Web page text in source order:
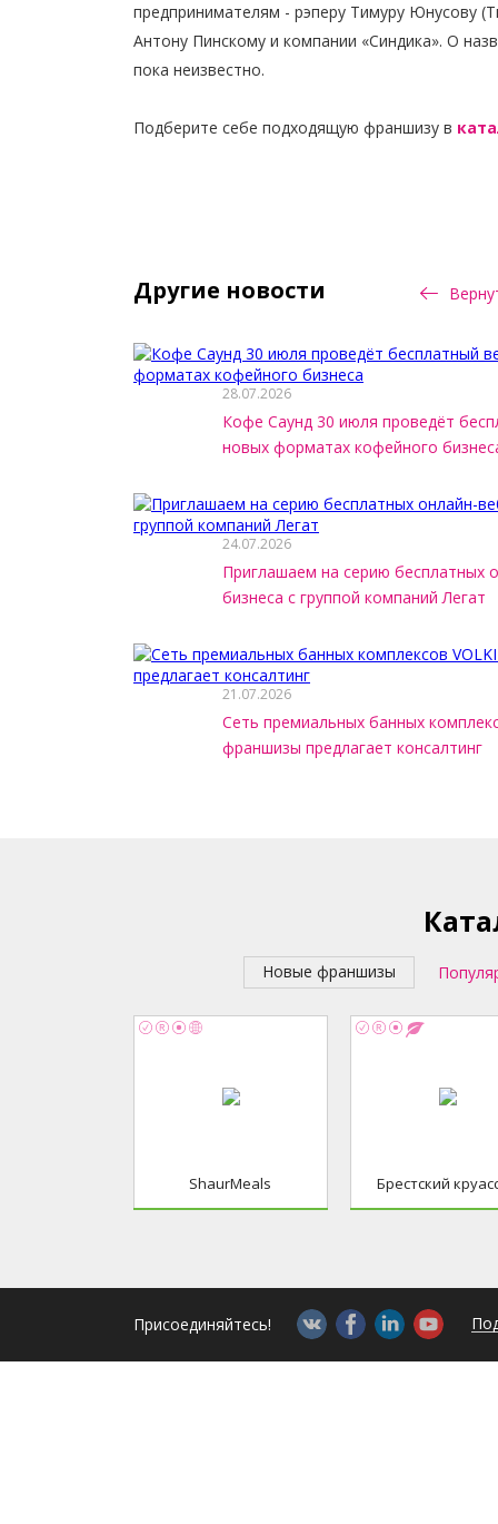
предпринимателям - рэперу Тимуру Юнусову
Антону Пинскому и компании «Синдика». О
пока неизвестно.
Подберите себе подходящую франшизу в
Другие новости
28.07.2026
Кофе Саунд 30 июля проведёт
новых форматах кофейного
24.07.2026
Приглашаем на серию бесплатных
бизнеса с группой компаний Легат
21.07.2026
Сеть премиальных банных
франшизы предлагает консалтинг
Новые франшизы
ShaurMeals Брестский
Присоединяйтесь!